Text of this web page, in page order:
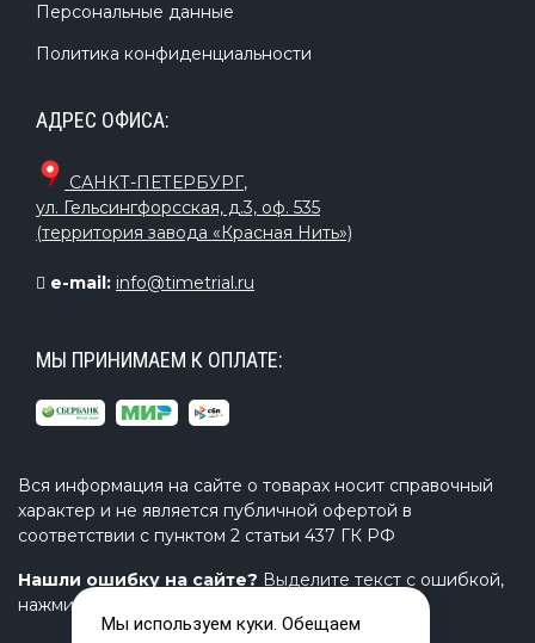
Персональные данные
Политика конфиденциальности
АДРЕС ОФИСА:
САНКТ-ПЕТЕРБУРГ,
ул. Гельсингфорсская, д.3, оф. 535
(территория завода «Красная Нить»)
e-mail: info@timetrial.ru
МЫ ПРИНИМАЕМ К ОПЛАТЕ:
Вся информация на сайте о товарах носит справочный
характер и не является публичной офертой в
соответствии с пунктом 2 статьи 437 ГК РФ
Нашли ошибку на сайте? Выделите текст с ошибкой,
нажмите Ctrl+Enter и напишите нам.
Мы используем куки. Обещаем